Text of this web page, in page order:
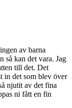
av barna
så kan det vara. Jag
till det. Det
in det som blev över
njutit av det fina
ni fått en fin